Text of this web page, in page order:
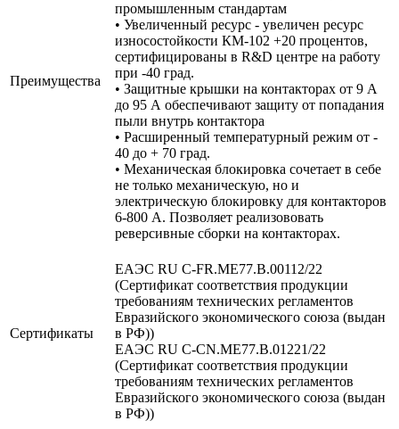
Преимущества
промышленным стандартам
• Увеличенный ресурс - увеличен ресурс
износостойкости КМ-102 +20 процентов,
сертифицированы в R&D центре на работу
при -40 град.
• Защитные крышки на контакторах от 9 А
до 95 А обеспечивают защиту от попадания
пыли внутрь контактора
• Расширенный температурный режим от -
40 до + 70 град.
• Механическая блокировка сочетает в себе
не только механическую, но и
электрическую блокировку для контакторов
6-800 А. Позволяет реализововать
реверсивные сборки на контакторах.
Сертификаты
ЕАЭС RU С-FR.МЕ77.B.00112/22
(Сертификат соответствия продукции
требованиям технических регламентов
Евразийского экономического союза (выдан
в РФ))
ЕАЭС RU С-CN.МЕ77.B.01221/22
(Сертификат соответствия продукции
требованиям технических регламентов
Евразийского экономического союза (выдан
в РФ))